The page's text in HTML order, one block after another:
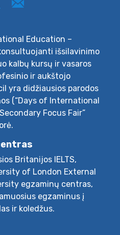
Education –
išsilavinimo
kalbų kursų ir vasaros
ir aukštojo
yra didžiausios parodos
(“Days of International
Focus Fair”
Britanijos IELTS,
of London External
egzaminų centras,
egzaminus į
ir koledžus.